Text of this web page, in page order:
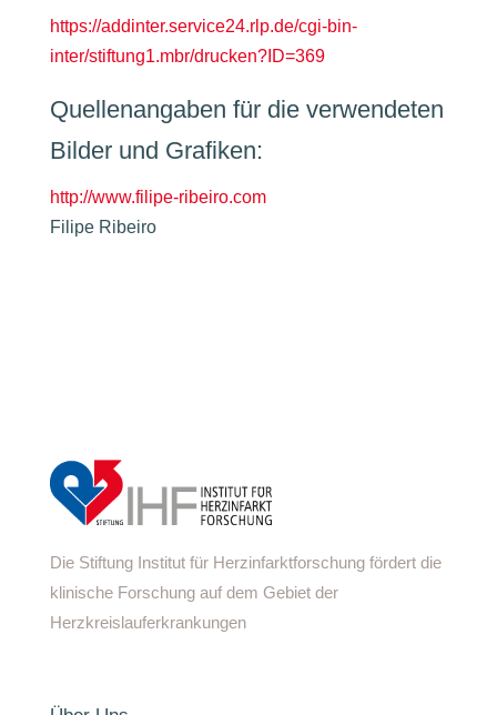
https://addinter.service24.rlp.de/cgi-bin-
inter/stiftung1.mbr/drucken?ID=369
Quellenangaben für die verwendeten
Bilder und Grafiken:
http://www.filipe-ribeiro.com
Filipe Ribeiro
Die Stiftung Institut für Herzinfarktforschung fördert die
klinische Forschung auf dem Gebiet der
Herzkreislauferkrankungen